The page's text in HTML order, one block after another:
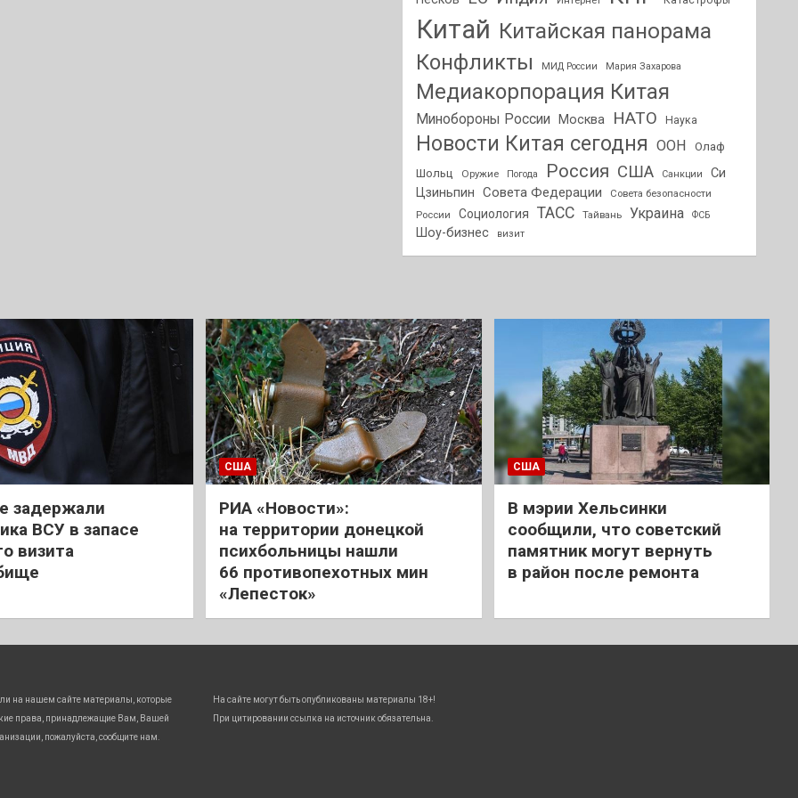
Китай Китайская панорама
Конфликты
МИД России Мария Захарова
Медиакорпорация Китая
Минобороны России Москва НАТО Наука
Новости Китая сегодня ООН
Олаф
Шольц
Оружие Погода Россия США Санкции
Си
Цзиньпин
Совета Федерации
Совета безопасности
России
Социология ТАСС Тайвань Украина ФСБ
Шоу-бизнес визит
задержали
ВСУ в запасе
визита
США
РИА «Новости»:
на территории донецкой
психбольницы нашли
66 противопехотных мин
«Лепесток»
США
В мэрии Хельсинки
сообщили, что советский
памятник могут вернуть
в район после ремонта
на нашем сайте материалы, которые
права, принадлежащие Вам, Вашей
пожалуйста, сообщите нам.
На сайте могут быть опубликованы материалы 18+!
При цитировании ссылка на источник обязательна.